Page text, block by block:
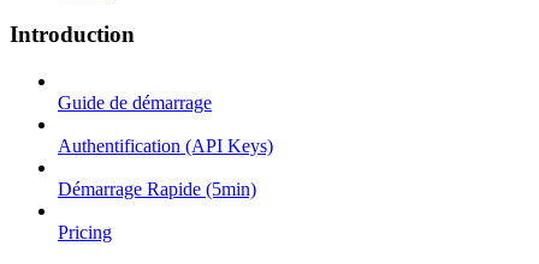
Introduction
Guide de démarrage
Authentification (API Keys)
Démarrage Rapide (5min)
Pricing